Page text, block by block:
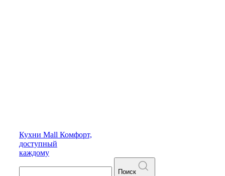
Кухни Mall Комфорт,
доступный
каждому
Поиск